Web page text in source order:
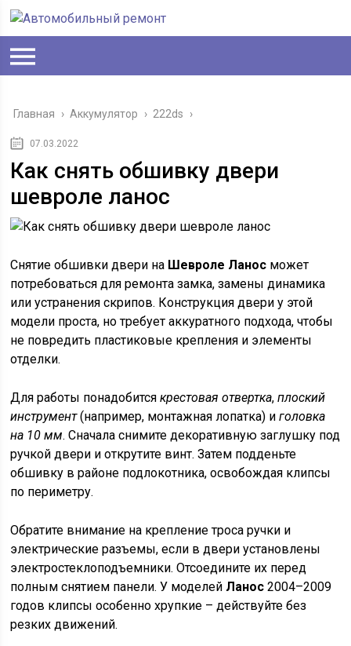
Главная › Аккумулятор › 222ds ›
07.03.2022
Как снять обшивку двери
шевроле ланос
Снятие обшивки двери на Шевроле Ланос может
потребоваться для ремонта замка, замены динамика
или устранения скрипов. Конструкция двери у этой
модели проста, но требует аккуратного подхода, чтобы
не повредить пластиковые крепления и элементы
отделки.
Для работы понадобитсякрестовая отвертка,плоский
инструмент(например, монтажная лопатка) иголовка
на 10 мм. Сначала снимите декоративную заглушку под
ручкой двери и открутите винт. Затем подденьте
обшивку в районе подлокотника, освобождая клипсы
по периметру.
Обратите внимание на крепление троса ручки и
электрические разъемы, если в двери установлены
электростеклоподъемники. Отсоедините их перед
полным снятием панели. У моделей Ланос 2004–2009
годов клипсы особенно хрупкие – действуйте без
резких движений.